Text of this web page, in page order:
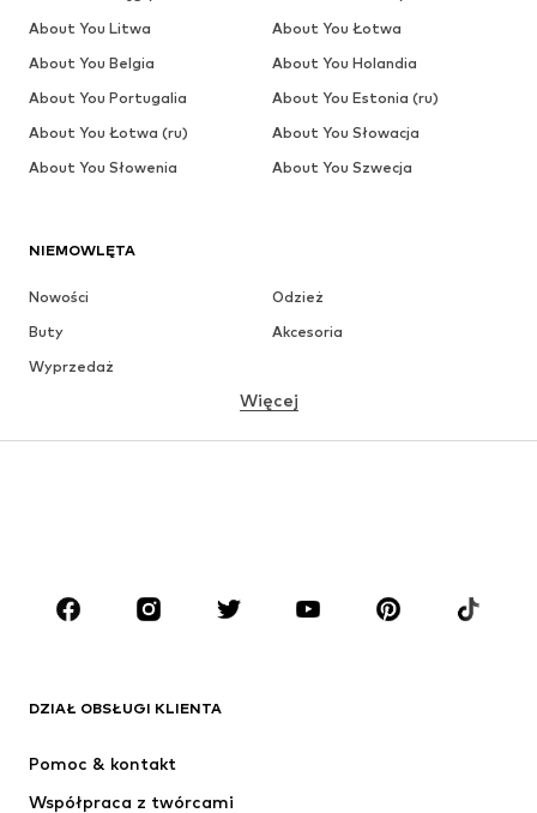
NIEMOWLĘTA
Nowości
Odzież
Buty
Akcesoria
Wyprzedaż
MARKI
Next
ADIDAS PERFORMANCE
Więcej
DZIAŁ OBSŁUGI KLIENTA
Pomoc & kontakt
Współpraca z twórcami
About You Litwa
About You Łotwa
About You Belgia
About You Holandia
About You Portugalia
About You Estonia (ru)
About You Łotwa (ru)
About You Słowacja
About You Słowenia
About You Szwecja